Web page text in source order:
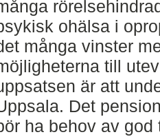
ohälsa i
många vinster
till
är att
Det
ha behov av